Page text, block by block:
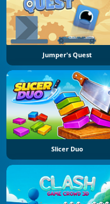
Jumper's Quest
Slicer Duo